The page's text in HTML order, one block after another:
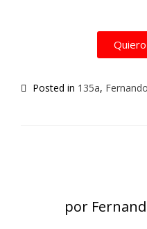
Posted in 135a,
por